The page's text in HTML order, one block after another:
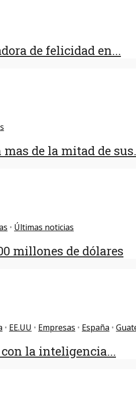
de felicidad en...
de la mitad de
• Últimas noticias
millones de dólares
• EE.UU • Empresas • España •
la inteligencia...